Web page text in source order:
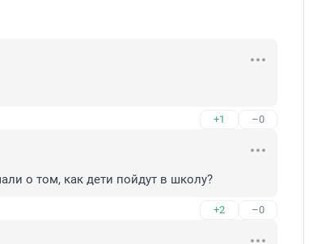
+1 –0
о том, как дети пойдут в школу?
+2 –0